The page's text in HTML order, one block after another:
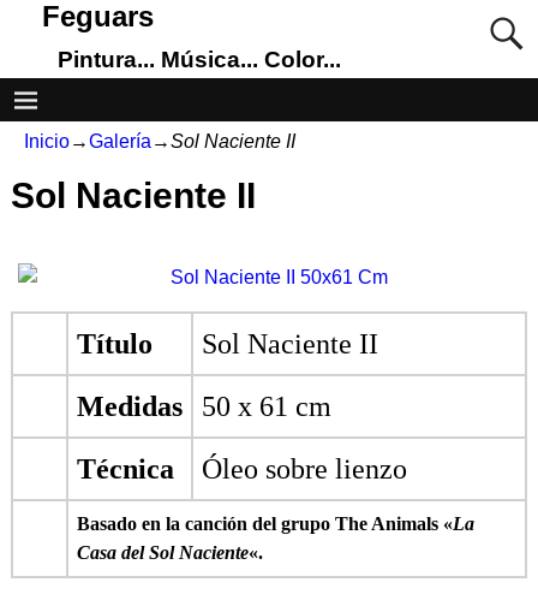
Feguars
Pintura... Música... Color...
Inicio→Galería →Sol Naciente II
Sol Naciente II
Título
Sol Naciente II
Medidas
50 x 61 cm
Técnica
Óleo sobre lienzo
Basado en la canción del grupo The Animals «La
Casa del Sol Naciente«.